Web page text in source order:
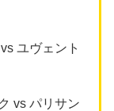
ユヴェント
vs パリサン